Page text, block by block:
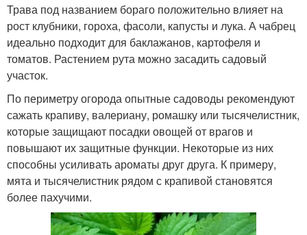
Трава под названием бораго положительно влияет на
рост клубники, гороха, фасоли, капусты и лука. А чабрец
идеально подходит для баклажанов, картофеля и
томатов. Растением рута можно засадить садовый
участок.
По периметру огорода опытные садоводы рекомендуют
сажать крапиву, валериану, ромашку или тысячелистник,
которые защищают посадки овощей от врагов и
повышают их защитные функции. Некоторые из них
способны усиливать ароматы друг друга. К примеру,
мята и тысячелистник рядом с крапивой становятся
более пахучими.